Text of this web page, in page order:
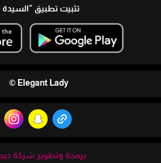
تثبيت تطبيق "السيدة
Elegant Lady ©
برمجة وتطوير شركة